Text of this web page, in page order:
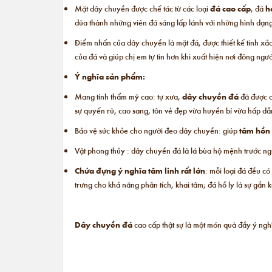
Mặt dây chuyền được chế tác từ các loạiđá cao cấp, đá
dũa thành những viên đá sáng lấp lánh với những hình
Điểm nhấn của dây chuyền là mặt đá, được thiết kế tinh
của đá và giúp chị em tự tin hơn khi xuất hiện nơi đông
Ý nghĩa sản phẩm:
Mang tính thẩm mỹ cao: tự xưa,dây chuyền đáđã được
sự quyến rũ, cao sang, tôn vẻ đẹp vừa huyền bí vừa hấp
Bảo vệ sức khỏe cho người đeo dây chuyền: giúptâm
Vật phong thủy : dây chuyền đá là lá bùa hộ mệnh trước
Chứa đựng ý nghĩa tâm linh rất lớn: mỗi loại đá đều
trưng cho khả năng phân tích, khai tâm; đá hồ ly là sự
Dây chuyền đácao cấp thật sự là một món quà đầy ý